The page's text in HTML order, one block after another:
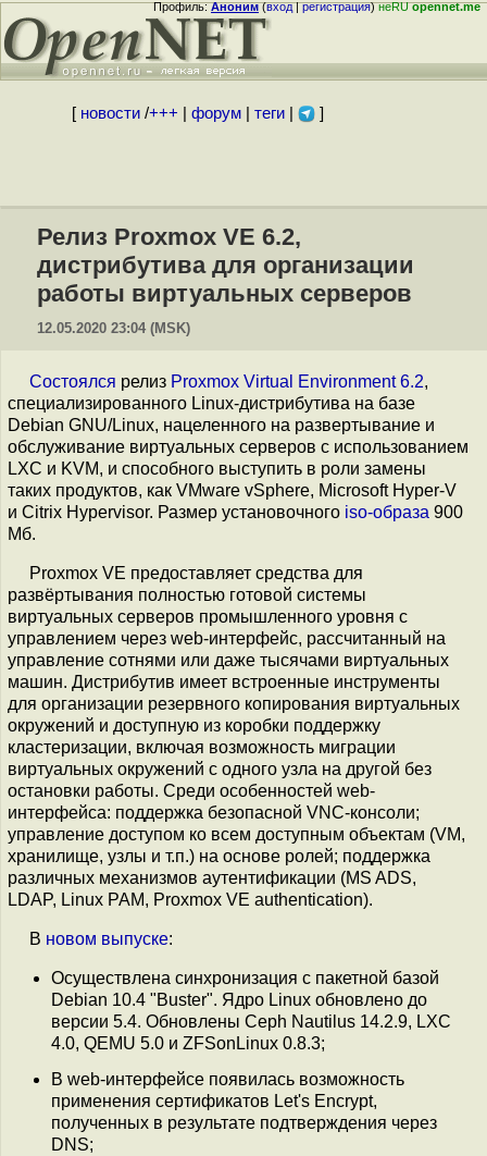
Профиль:Аноним(вход|регистрация)неRUopennet.me
[ новости/+++ форум| теги| ]
Релиз Proxmox VE 6.2,
дистрибутива для организации
работы виртуальных серверов
12.05.2020 23:04 (MSK)
Состоялся релиз Proxmox Virtual Environment 6.2,
специализированного Linux-дистрибутива на базе
Debian GNU/Linux, нацеленного на развертывание и
обслуживание виртуальных серверов с использованием
LXC и KVM, и способного выступить в роли замены
таких продуктов, как VMware vSphere, Microsoft Hyper-V
и Citrix Hypervisor. Размер установочного iso-образа 900
Мб.
Proxmox VE предоставляет средства для
развёртывания полностью готовой системы
виртуальных серверов промышленного уровня с
управлением через web-интерфейс, рассчитанный на
управление сотнями или даже тысячами виртуальных
машин. Дистрибутив имеет встроенные инструменты
для организации резервного копирования виртуальных
окружений и доступную из коробки поддержку
кластеризации, включая возможность миграции
виртуальных окружений с одного узла на другой без
остановки работы. Среди особенностей web-
интерфейса: поддержка безопасной VNC-консоли;
управление доступом ко всем доступным объектам (VM,
хранилище, узлы и т.п.) на основе ролей; поддержка
различных механизмов аутентификации (MS ADS,
LDAP, Linux PAM, Proxmox VE authentication).
В новом выпуске:
Осуществлена синхронизация с пакетной базой
Debian 10.4 "Buster". Ядро Linux обновлено до
версии 5.4. Обновлены Ceph Nautilus 14.2.9, LXC
4.0, QEMU 5.0 и ZFSonLinux 0.8.3;
В web-интерфейсе появилась возможность
применения сертификатов Let's Encrypt,
полученных в результате подтверждения через
DNS;